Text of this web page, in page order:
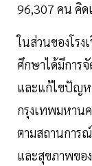
96,307 คน คิด
ในส่วนของโรง
ศึกษาได้มีการ
และแก้ไขปัญห
กรุงเทพมหาน
ตามสถานการ
และสุขภาพขอ